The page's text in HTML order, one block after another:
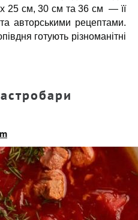
25 см, 30 см та 36 см — її
авторськими рецептами.
готують різноманітні